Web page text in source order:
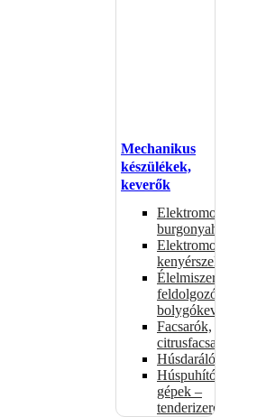
Mechanikus
készülékek,
keverők
Elektromos
burgonyahámozók
Elektromos
kenyérszeletelők
Élelmiszer-
feldolgozók –
bolygókeverők
Facsarók,
citrusfacsarók
Húsdarálók
Húspuhító
gépek –
tenderizerek